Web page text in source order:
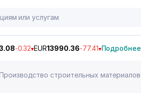
-0.32 EUR13990.36-77.41 Подробнее
строительных материалов